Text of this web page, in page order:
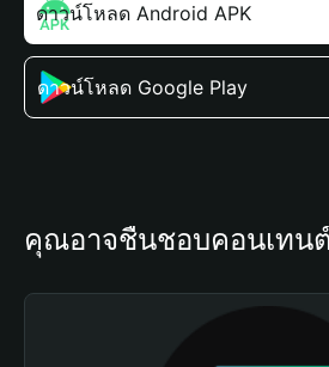
ดาวน์โหลด Android APK
ดาวน์โหลด Google Play
คุณอาจชื่นชอบคอนเทน